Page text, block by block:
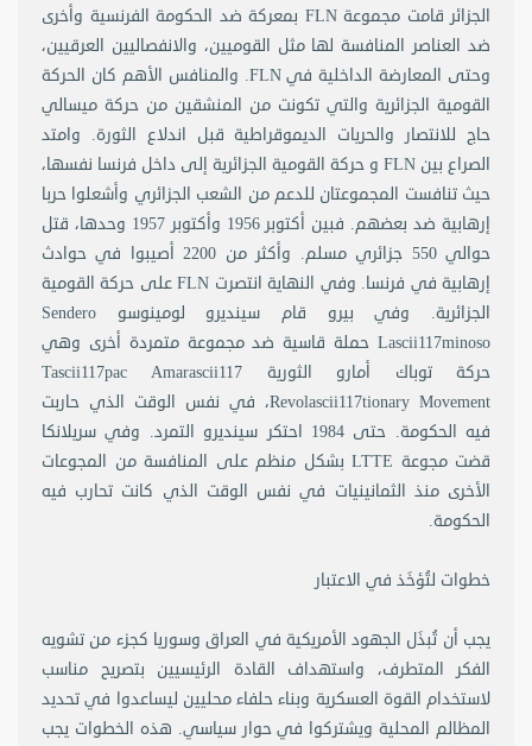
الجزائر قامت مجموعة FLN بمعركة ضد الحكومة الفرنسية وأخرى
ضد العناصر المنافسة لها مثل القوميين، والانفصاليين العرقيين،
وحتى المعارضة الداخلية في FLN. والمنافس الأهم كان الحركة
القومية الجزائرية والتي تكونت من المنشقين من حركة ميسالي
حاج للانتصار والحريات الديموقراطية قبل اندلاع الثورة. وامتد
الصراع بين FLN و حركة القومية الجزائرية إلى داخل فرنسا نفسها،
حيث تنافست المجموعتان للدعم من الشعب الجزائري وأشعلوا حربا
إرهابية ضد بعضهم. فبين أكتوبر 1956 وأكتوبر 1957 وحدها، قتل
حوالي 550 جزائري مسلم. وأكثر من 2200 أصيبوا في حوادث
إرهابية في فرنسا. وفي النهاية انتصرت FLN على حركة القومية
الجزائرية. وفي بيرو قام سينديرو لومينوسو Sendero
Lascii117minoso حملة قاسية ضد مجموعة متمردة أخرى وهي
حركة توباك أمارو الثورية Tascii117pac Amarascii117
Revolascii117tionary Movement، في نفس الوقت الذي حاربت
فيه الحكومة. حتى 1984 احتكر سينديرو التمرد. وفي سريلانكا
قضت مجوعة LTTE بشكل منظم على المنافسة من المجوعات
الأخرى منذ الثمانينيات في نفس الوقت الذي كانت تحارب فيه
الحكومة.
خطوات لتُؤخَذ في الاعتبار
يجب أن تُبذَل الجهود الأمريكية في العراق وسوريا كجزء من تشويه
الفكر المتطرف، واستهداف القادة الرئيسيين بتصريح مناسب
لاستخدام القوة العسكرية وبناء حلفاء محليين ليساعدوا في تحديد
المظالم المحلية ويشتركوا في حوار سياسي. هذه الخطوات يجب